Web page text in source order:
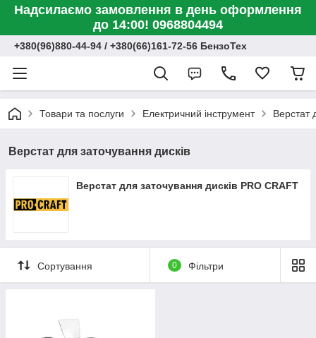
Надсилаємо замовлення в день оформлення
до 14:00! 0968804494
+380(96)880-44-94 / +380(66)161-72-56 БензоТех
Товари та послуги Електричний інструмент Верстат
Верстат для заточування дисків
Верстат для заточування дисків PRO CRAFT
Сортування 0 Фільтри